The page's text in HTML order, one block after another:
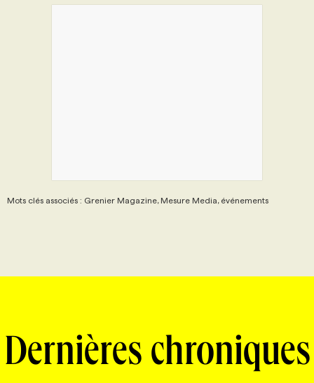
Mots clés associés : Grenier Magazine, Mesure Media, événements
Dernières chroniques